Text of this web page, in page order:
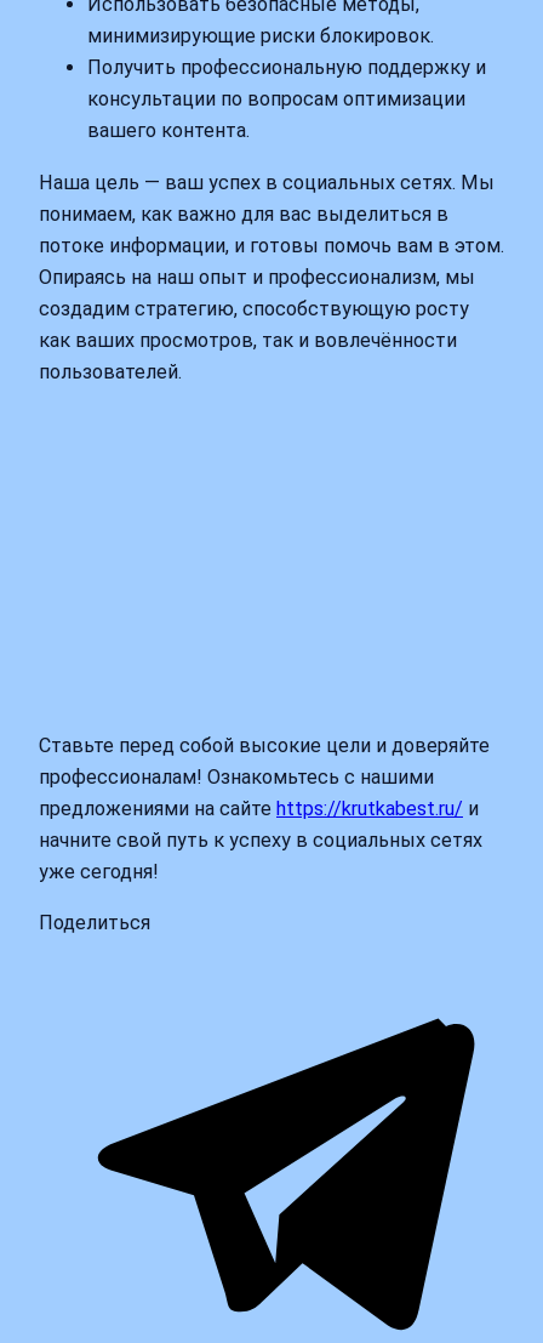
минимизирующие риски блокировок.
Получить профессиональную поддержку и
консультации по вопросам оптимизации
вашего контента.
Наша цель — ваш успех в социальных сетях. Мы
понимаем, как важно для вас выделиться в
потоке информации, и готовы помочь вам в этом.
Опираясь на наш опыт и профессионализм, мы
создадим стратегию, способствующую росту
как ваших просмотров, так и вовлечённости
пользователей.
Ставьте перед собой высокие цели и доверяйте
профессионалам! Ознакомьтесь с нашими
предложениями на сайте https://krutkabest.ru/ и
начните свой путь к успеху в социальных сетях
уже сегодня!
Поделиться